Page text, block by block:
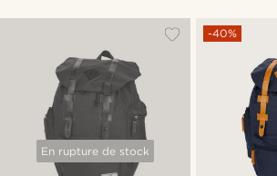
En rupture de stock
-40%